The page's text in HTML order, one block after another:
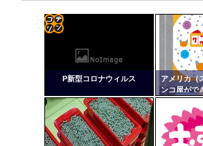
【画像】ペプシコーラ社、「こうい
な新商品を発売
Powered by livedoor 相互RSS
P新型コロナウィルス
アメリカ（
ンコ屋がで
な事ｗｗｗ
ｗｗ
定リ
ンク
自動